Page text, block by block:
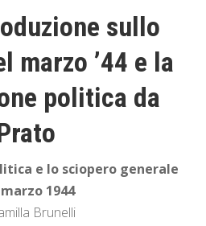
sullo
marzo ’44 e la
politica da
e lo sciopero generale
1944
Brunelli